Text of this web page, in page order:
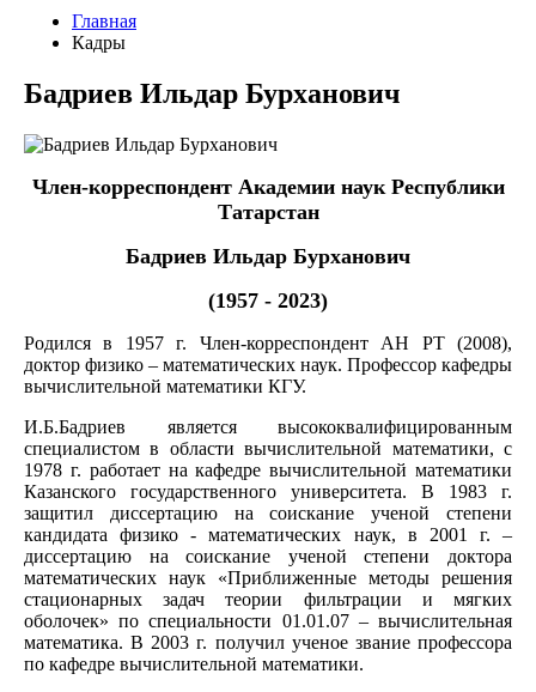
Главная
Кадры
Бадриев Ильдар Бурханович
Член-корреспондент Академии наук Республики
Татарстан
Бадриев Ильдар Бурханович
(1957 - 2023)
Родился в 1957 г. Член-корреспондент АН РТ (2008),
доктор физико – математических наук. Профессор кафедры
вычислительной математики КГУ.
И.Б.Бадриев является высококвалифицированным
специалистом в области вычислительной математики, с
1978 г. работает на кафедре вычислительной математики
Казанского государственного университета. В 1983 г.
защитил диссертацию на соискание ученой степени
кандидата физико - математических наук, в 2001 г. –
диссертацию на соискание ученой степени доктора
математических наук «Приближенные методы решения
стационарных задач теории фильтрации и мягких
оболочек» по специальности 01.01.07 – вычислительная
математика. В 2003 г. получил ученое звание профессора
по кафедре вычислительной математики.